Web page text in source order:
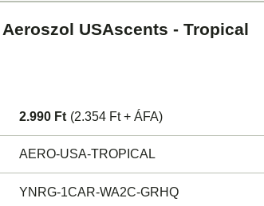
USAscents - Tropical
2.990 Ft (2.354 Ft + ÁFA)
AERO-USA-TROPICAL
YNRG-1CAR-WA2C-GRHQ